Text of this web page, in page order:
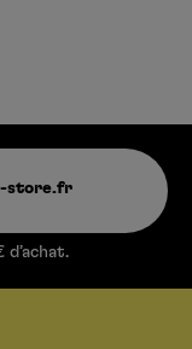
store.fr